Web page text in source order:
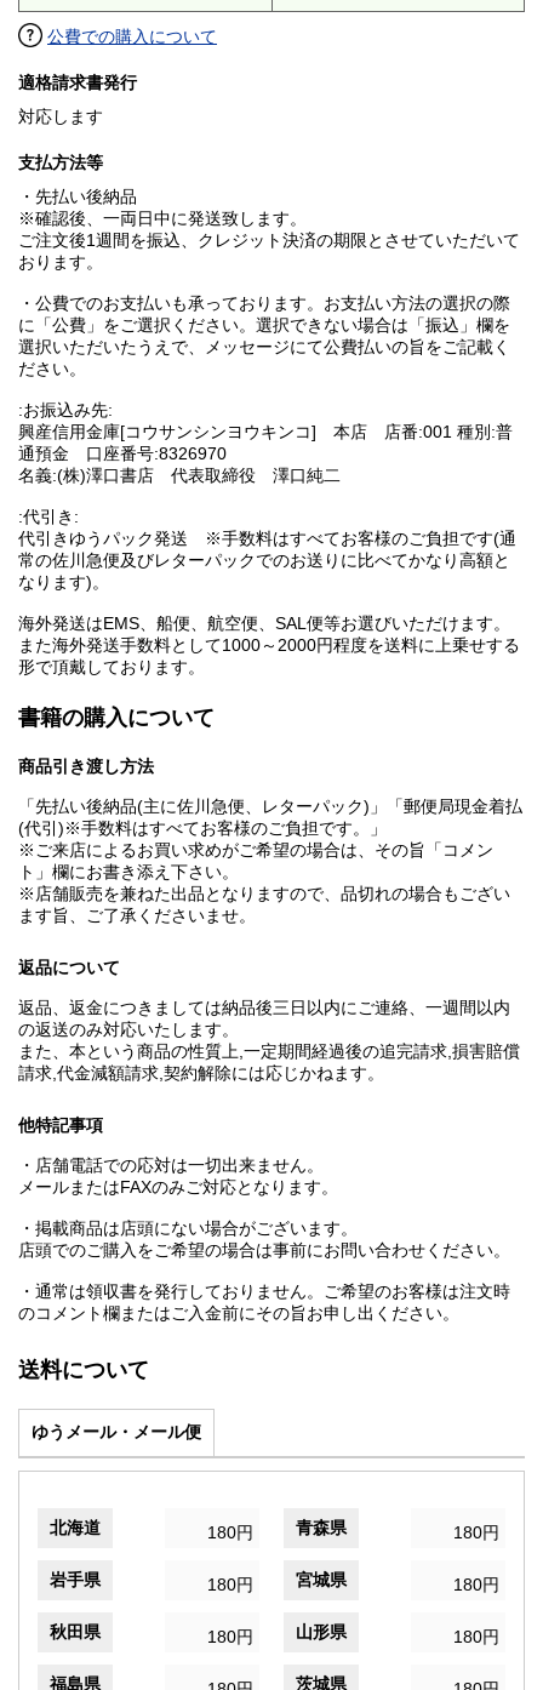
公費での購入について
適格請求書発行
対応します
支払方法等
・先払い後納品
※確認後、一両日中に発送致します。
ご注文後1週間を振込、クレジット決済の期限とさせていただいて
おります。
・公費でのお支払いも承っております。お支払い方法の選択の際
に「公費」をご選択ください。選択できない場合は「振込」欄を
選択いただいたうえで、メッセージにて公費払いの旨をご記載く
ださい。
:お振込み先:
興産信用金庫[コウサンシンヨウキンコ] 本店 店番:001 種別:普
通預金 口座番号:8326970
名義:(株)澤口書店 代表取締役 澤口純二
:代引き:
代引きゆうパック発送 ※手数料はすべてお客様のご負担です(通
常の佐川急便及びレターパックでのお送りに比べてかなり高額と
なります)。
海外発送はEMS、船便、航空便、SAL便等お選びいただけます。
また海外発送手数料として1000～2000円程度を送料に上乗せする
形で頂戴しております。
書籍の購入について
商品引き渡し方法
「先払い後納品(主に佐川急便、レターパック)」「郵便局現金着払
(代引)※手数料はすべてお客様のご負担です。」
※ご来店によるお買い求めがご希望の場合は、その旨「コメン
ト」欄にお書き添え下さい。
※店舗販売を兼ねた出品となりますので、品切れの場合もござい
ます旨、ご了承くださいませ。
返品について
返品、返金につきましては納品後三日以内にご連絡、一週間以内
の返送のみ対応いたします。
また、本という商品の性質上,一定期間経過後の追完請求,損害賠償
請求,代金減額請求,契約解除には応じかねます。
他特記事項
・店舗電話での応対は一切出来ません。
メールまたはFAXのみご対応となります。
・掲載商品は店頭にない場合がございます。
店頭でのご購入をご希望の場合は事前にお問い合わせください。
・通常は領収書を発行しておりません。ご希望のお客様は注文時
のコメント欄またはご入金前にその旨お申し出ください。
送料について
ゆうメール・メール便
北海道 180円 青森県 180円
岩手県 180円 宮城県 180円
秋田県 180円 山形県 180円
福島県 茨城県